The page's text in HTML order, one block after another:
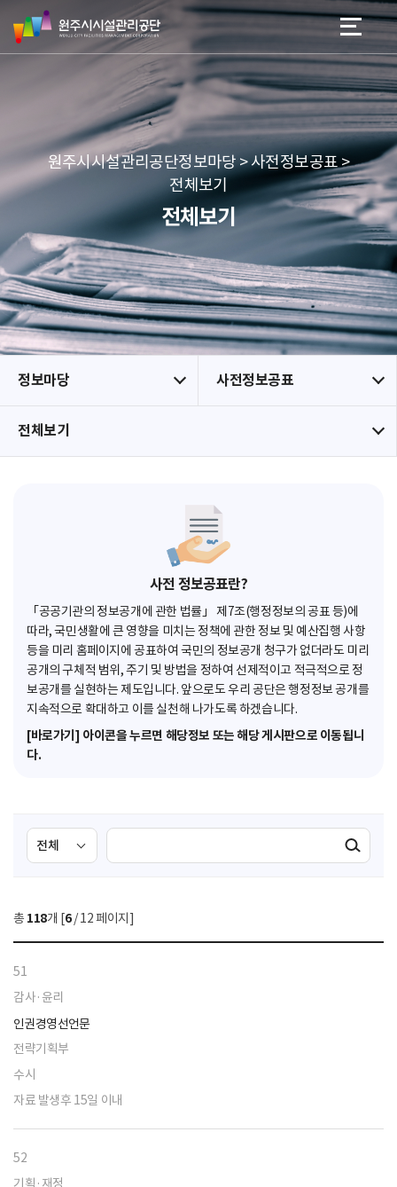
네
본문 바로가기
메뉴 바로가기
원
주
시
리
공
단
원주시시설관리공단정보마당 > 사전정보공표 >
전체보기
전체보기
정보마당 사전정보공표
전체보기
사전 정보공표란?
「공공기관의 정보공개에 관한 법률」 제7조(행정정보의 공표 등)에
따라, 국민생활에 큰 영향을 미치는 정책에 관한 정보 및 예산집행 사항
등을 미리 홈페이지에 공표하여 국민의 정보공개 청구가 없더라도 미리
공개의 구체적 범위, 주기 및 방법을 정하여 선제적이고 적극적으로 정
보공개를 실현하는 제도입니다. 앞으로도 우리 공단은 행정정보 공개를
지속적으로 확대하고 이를 실천해 나가도록 하겠습니다.
[바로가기] 아이콘을 누르면 해당정보 또는 해당 게시판으로 이동됩니
다.
검
색
선
택
색
검색실행
총 118개 [6/ 12 페이지]
51
감사·윤리
인권경영선언문
전략기획부
수시
자료 발생후 15일 이내
52
기획·재정